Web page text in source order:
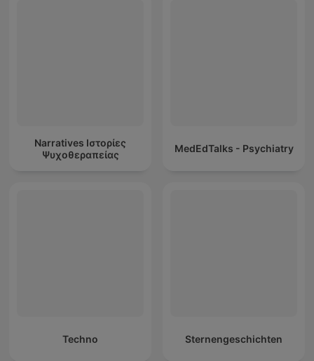
Narratives Ιστορίες
Ψυχοθεραπείας
MedEdTalks - Psychiatry
Techno Sternengeschichten